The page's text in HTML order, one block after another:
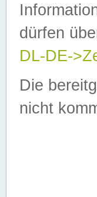
dürfen
DL-DE-
Die
nicht